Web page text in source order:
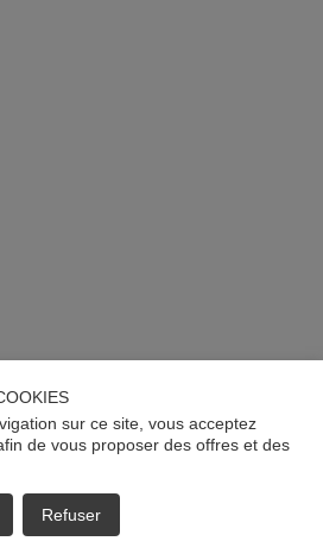
sur ce site, vous acceptez
de vous proposer des offres et des
Refuser